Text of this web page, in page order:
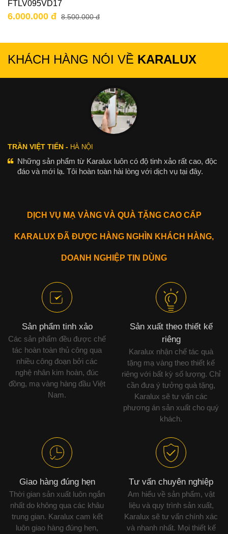
FTLV095VD17
6.000.000 đ 8.500.000 đ
KHÁCH HÀNG NÓI VỀ KARALUX
TRẦN VIỆT TIẾN - HÀ NỘI
Những sản phẩm từ Karalux luôn có độ tinh xảo rất cao, độc
đáo và mới lạ. Tôi hoàn toàn hài lòng với dịch vụ tại đây.
DỊCH VỤ MẠ VÀNG VÀ QUÀ TẶNG CAO CẤP
KARALUX ĐÃ ĐƯỢC HÀNG NGHÌN KHÁCH HÀNG,
DOANH NGHIỆP TIN DÙNG
Sản phẩm tinh xảo
Các sản phẩm đều được chế
tác hoàn toàn thủ công qua
nhiều công đoạn bởi các
nghệ nhân kim hoàn, đúc
đồng, mạ vàng hàng đầu Việt
Nam.
Sản xuất theo thiết kế
riêng
Karalux nhận chế tác quà
tặng mạ vàng theo thiết kế
riêng với bất kỳ số lượng. Chỉ
cần đưa ý tưởng quà tặng,
Karalux sẽ tư vấn các
phương án sản xuất cho quý
khách.
Giao hàng đúng hẹn
Thời gian sản xuất luôn ngắn
nhất do không qua các khâu
trung gian. Karalux cam kết
luôn giao hàng đúng hẹn,
Tư vấn chuyên nghiệp
Am hiểu về sản phẩm, vật
liệu và quy trình sản xuất,
Karalux sẽ tư vấn chính xác
và nhanh nhất. Mọi thiết kế